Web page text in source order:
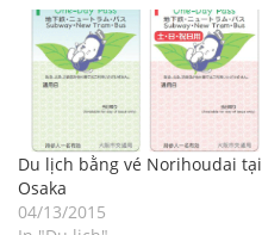
Du lịch bằng vé Norihoudai tại
Osaka
04/13/2015